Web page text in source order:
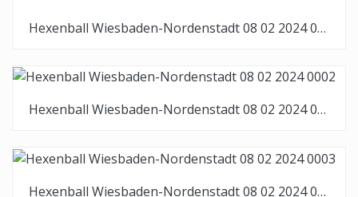
Hexenball Wiesbaden-Nordenstadt 08 02 2024 0001
Hexenball Wiesbaden-Nordenstadt 08 02 2024 0002
Hexenball Wiesbaden-Nordenstadt 08 02 2024 0003